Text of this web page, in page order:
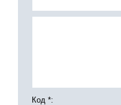
Код *: